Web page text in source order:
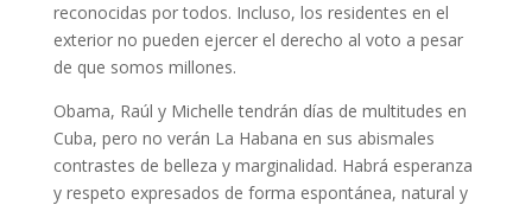
reconocidas por todos. Incluso, los residentes en el
exterior no pueden ejercer el derecho al voto a pesar
de que somos millones.
Obama, Raúl y Michelle tendrán días de multitudes en
Cuba, pero no verán La Habana en sus abismales
contrastes de belleza y marginalidad. Habrá esperanza
y respeto expresados de forma espontánea, natural y